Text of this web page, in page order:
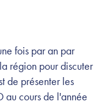
fois par an par
région pour discuter
de présenter les
au cours de l'année